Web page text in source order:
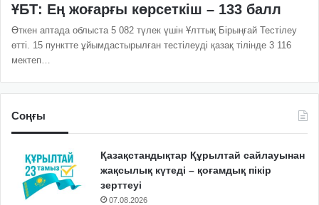
ҰБТ: Ең жоғарғы көрсеткіш – 133 балл
Өткен аптада облыста 5 082 түлек үшін Ұлттық Бірыңғай Тестілеу
өтті. 15 пунктте ұйымдастырылған тестілеуді қазақ тілінде 3 116
мектеп…
Соңғы
Қазақстандықтар Құрылтай сайлауынан
жақсылық күтеді – қоғамдық пікір
зерттеуі
07.08.2026